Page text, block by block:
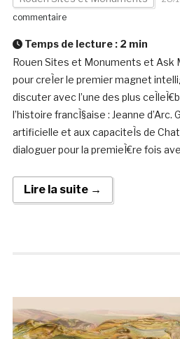
commentaire
Temps de lecture : 2 min
Rouen Sites et Monuments et Ask
pour creÌer le premier magnet
discuter avec l’une des plus
l’histoire francÌ§aise : Jeanne d’Arc.
artificielle et aux capaciteÌs de
dialoguer pour la premieÌ€re fois
Lire la suite →